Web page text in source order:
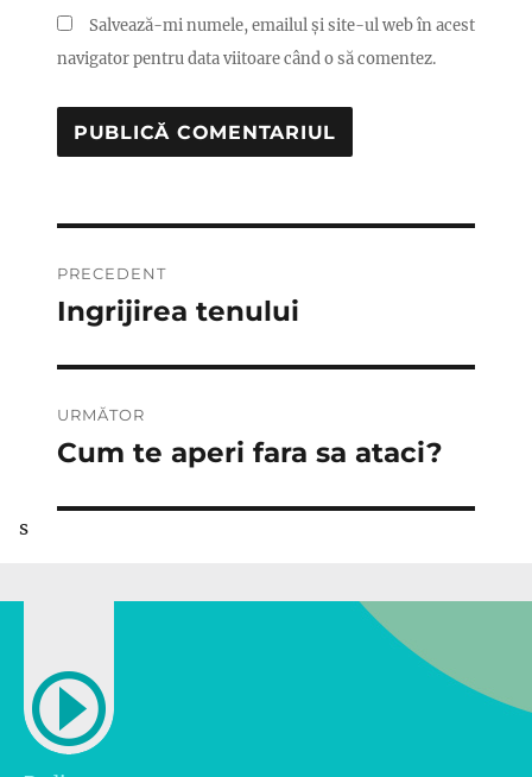
Salvează-mi numele, emailul și site-ul web în acest
navigator pentru data viitoare când o să comentez.
în
PRECEDENT
Articolul
Ingrijirea tenului
URMĂTOR
Articolul
Cum te aperi fara sa ataci?
s